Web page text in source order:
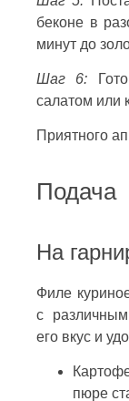
беконе в
минут до
Шаг 6:
салатом или
Приятного
Подача
На
Филе
с
его вкус и
пюре